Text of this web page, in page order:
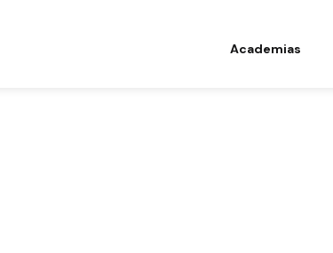
Academias